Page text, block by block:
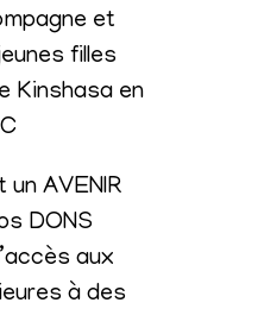
et
filles
Kinshasa en
AVENIR
DONS
aux
à des